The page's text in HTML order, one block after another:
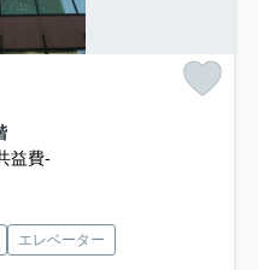
益費-
エレベーター